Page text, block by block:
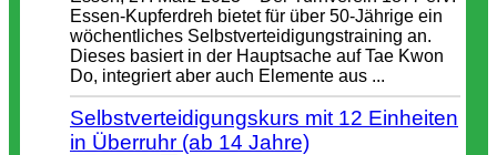
Essen-Kupferdreh bietet für über 50-Jährige ein
wöchentliches Selbstverteidigungstraining an.
Dieses basiert in der Hauptsache auf Tae Kwon
Do, integriert aber auch Elemente aus ...
Selbstverteidigungskurs mit 12 Einheiten
in Überruhr (ab 14 Jahre)